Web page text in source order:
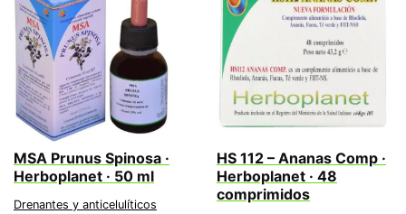
MSA Prunus Spinosa ·
Herboplanet · 50 ml
Drenantes y anticelulíticos
HS 112 – Ananas Comp ·
Herboplanet · 48
comprimidos